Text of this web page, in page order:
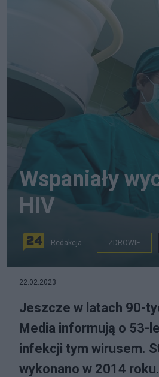
Wspaniały
HIV
Redakcja ZDROWIE
22.02.2023
Jeszcze w latach 90-
Media informują o 53-
infekcji tym wirusem.
wykonano w 2014